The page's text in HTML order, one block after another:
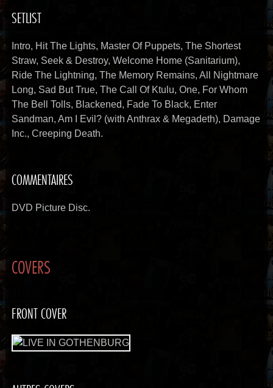
SETLIST
Intro, Hit The Lights, Master Of Puppets, The Shortest
Straw, Seek & Destroy, Welcome Home (Sanitarium),
Ride The Lightning, The Memory Remains, All Nightmare
Long, Sad But True, The Call Of Ktulu, One, For Whom
The Bell Tolls, Blackened, Fade To Black, Enter
Sandman, Am I Evil? (with Anthrax & Megadeth), Damage
Inc., Creeping Death.
COMMENTAIRES
DVD Picture Disc.
COVERS
FRONT COVER